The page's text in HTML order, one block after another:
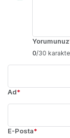
Yorumunuz
0/30
Ad*
E-Posta*